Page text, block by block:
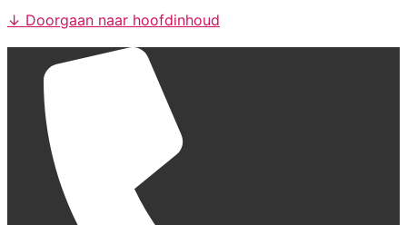
↓ Doorgaan naar hoofdinhoud